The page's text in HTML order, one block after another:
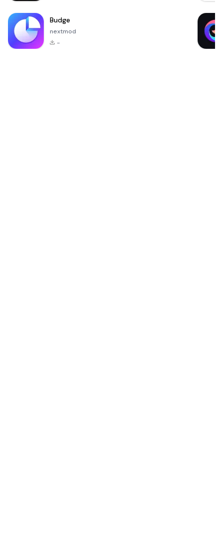
Budge
nextmod
-